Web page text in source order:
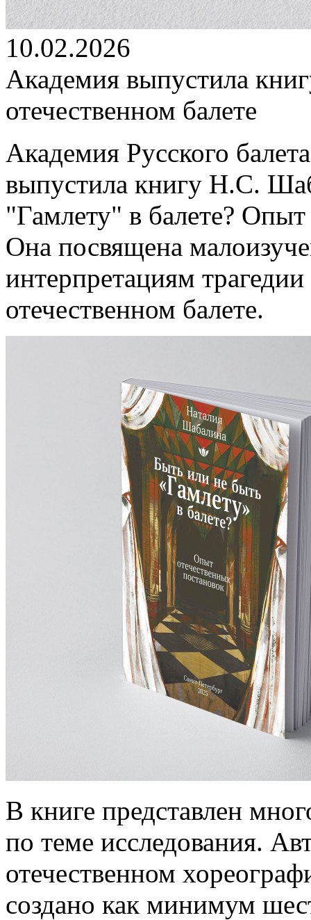
10.02.2026
Академия выпустила
отечественном балете
Академия Русского
выпустила книгу Н.С.
"Гамлету" в балете?
Она посвящена
интерпретациям
отечественном балете.
В книге представлен
по теме исследования.
отечественном
создано как минимум